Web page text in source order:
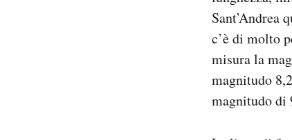
Sant’Andrea
c’è di molto
misura la
magnitudo
magnitudo di